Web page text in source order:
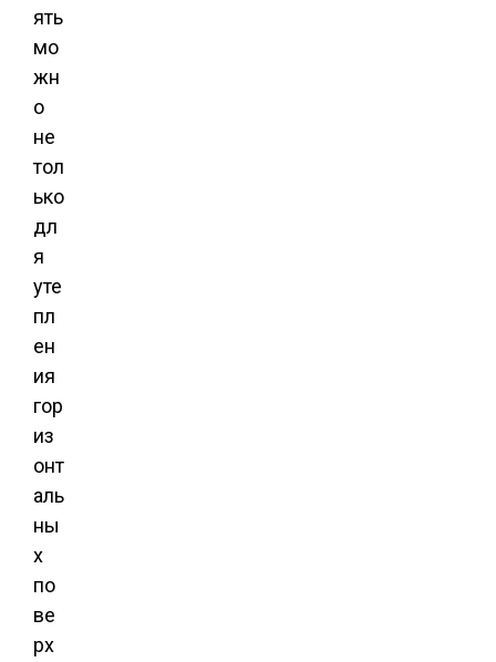
ять
мо
жн
о
не
тол
ько
дл
я
уте
пл
ен
ия
гор
из
онт
аль
ны
х
по
ве
рх